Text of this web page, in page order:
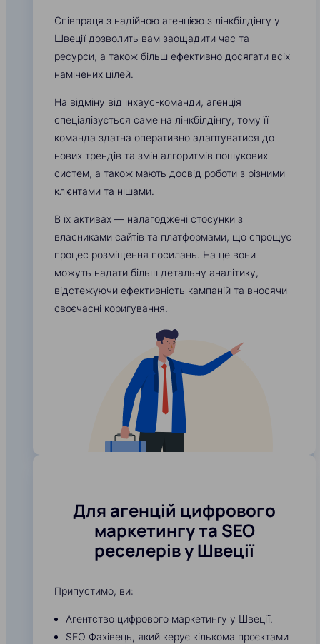
Співпраця з надійною агенцією з лінкбілдінгу у
Швеції дозволить вам заощадити час та
ресурси, а також більш ефективно досягати всіх
намічених цілей.
На відміну від інхаус-команди, агенція
спеціалізується саме на лінкбілдінгу, тому її
команда здатна оперативно адаптуватися до
нових трендів та змін алгоритмів пошукових
систем, а також мають досвід роботи з різними
клієнтами та нішами.
В їх активах — налагоджені стосунки з
власниками сайтів та платформами, що спрощує
процес розміщення посилань. На це вони
можуть надати більш детальну аналітику,
відстежуючи ефективність кампаній та вносячи
своєчасні коригування.
Для агенцій цифрового
маркетингу та SEO
реселерів у Швеції
Припустимо, ви:
Агентство цифрового маркетингу у Швеції.
SEO Фахівець, який керує кількома проєктами